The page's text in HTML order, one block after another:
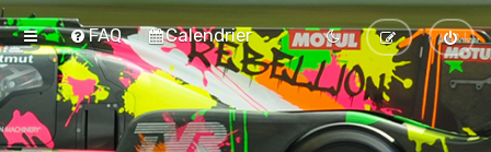
FAQ Calendrier